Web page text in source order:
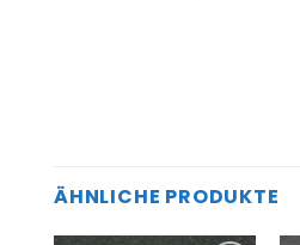
ÄHNLICHE PRODUKTE